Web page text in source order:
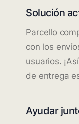
Solución
Parcello
con los
usuarios.
de entrega
Ayudar